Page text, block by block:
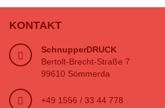
KONTAKT
SchnupperDRUCK
Bertolt-Brecht-Straße 7
99610 Sömmerda
+49 1556 / 33 44 778